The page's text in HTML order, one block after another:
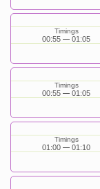
Timings
00:55 01:05
Timings
00:55 01:05
Timings
01:00 01:10